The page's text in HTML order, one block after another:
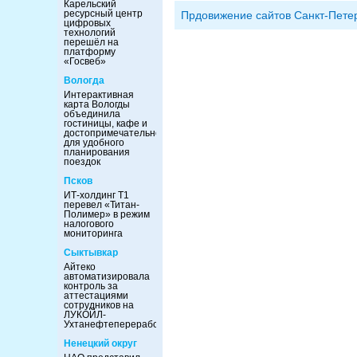
Карельский
ресурсный центр
цифровых
технологий
перешёл на
платформу
«Госвеб»
Вологда
Интерактивная
карта Вологды
объединила
гостиницы, кафе и
достопримечательности
для удобного
планирования
поездок
Псков
ИТ-холдинг Т1
перевел «Титан-
Полимер» в режим
налогового
мониторинга
Сыктывкар
Айтеко
автоматизировала
контроль за
аттестациями
сотрудников на
ЛУКОЙЛ-
Ухтанефтепереработка
Ненецкий округ
Прдовижение сайтов Санкт-